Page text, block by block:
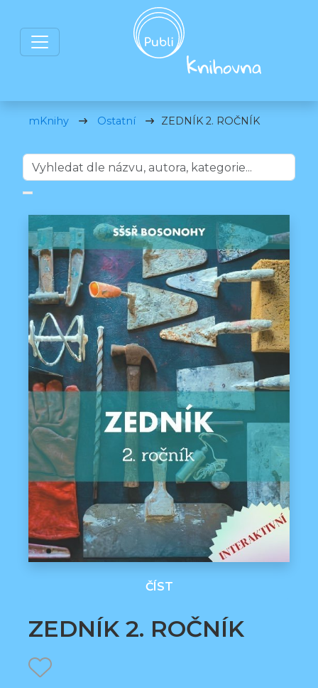
mKnihy Ostatní ZEDNÍK 2. ROČNÍK
ČÍST
ZEDNÍK 2. ROČNÍK